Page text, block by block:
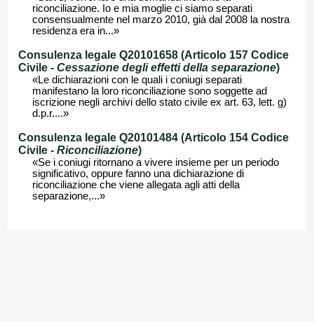
riconciliazione. Io e mia moglie ci siamo separati
consensualmente nel marzo 2010, già dal 2008 la nostra
residenza era in...»
Consulenza legale Q20101658 (Articolo 157 Codice
Civile - Cessazione degli effetti della separazione)
«Le dichiarazioni con le quali i coniugi separati
manifestano la loro riconciliazione sono soggette ad
iscrizione negli archivi dello stato civile ex art. 63, lett. g)
d.p.r....»
Consulenza legale Q20101484 (Articolo 154 Codice
Civile - Riconciliazione)
«Se i coniugi ritornano a vivere insieme per un periodo
significativo, oppure fanno una dichiarazione di
riconciliazione che viene allegata agli atti della
separazione,...»